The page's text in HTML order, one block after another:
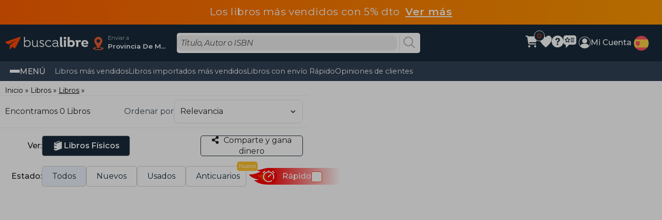
Los libros más vendidos con 5% dtoVer más
Enviar a
Provincia De Madrid
0
Mi Cuenta
MENÚ Libros más vendidosLibros importados más vendidosLibros con envío RápidoOpiniones de clientes
Inicio Libros Libros
Encontramos 0 Libros Ordenar por
Ver: Libros Físicos
Comparte y gana
dinero
Estado: Todos Nuevos Usados Anticuarios
Nuevo
Rápido